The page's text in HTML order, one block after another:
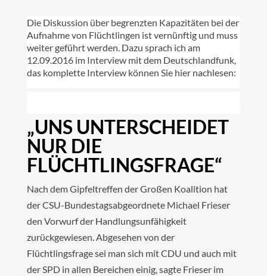
Die Diskussion über begrenzten Kapazitäten bei der
Aufnahme von Flüchtlingen ist vernünftig und muss
weiter geführt werden. Dazu sprach ich am
12.09.2016 im Interview mit dem Deutschlandfunk,
das komplette Interview können Sie hier nachlesen:
„UNS UNTERSCHEIDET
NUR DIE
FLÜCHTLINGSFRAGE“
Nach dem Gipfeltreffen der Großen Koalition hat
der CSU-Bundestagsabgeordnete Michael Frieser
den Vorwurf der Handlungsunfähigkeit
zurückgewiesen. Abgesehen von der
Flüchtlingsfrage sei man sich mit CDU und auch mit
der SPD in allen Bereichen einig, sagte Frieser im